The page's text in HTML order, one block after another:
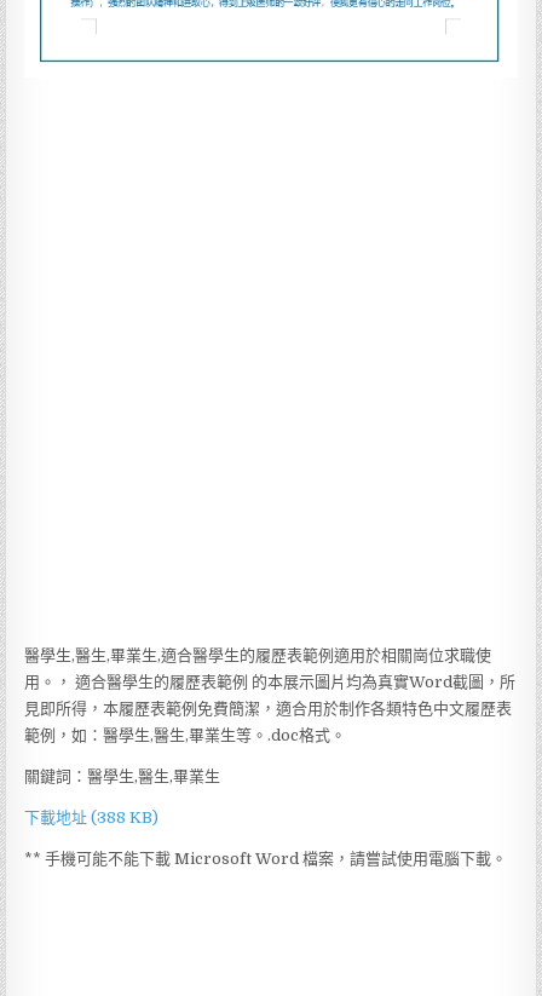
醫學生,醫生,畢業生,適合醫學生的履歷表範例適用於相關崗位求職使
用。， 適合醫學生的履歷表範例 的本展示圖片均為真實Word截圖，所
見即所得，本履歷表範例免費簡潔，適合用於制作各類特色中文履歷表
範例，如：醫學生,醫生,畢業生等。.doc格式。
關鍵詞：醫學生,醫生,畢業生
下載地址 (388 KB)
** 手機可能不能下載 Microsoft Word 檔案，請嘗試使用電腦下載。